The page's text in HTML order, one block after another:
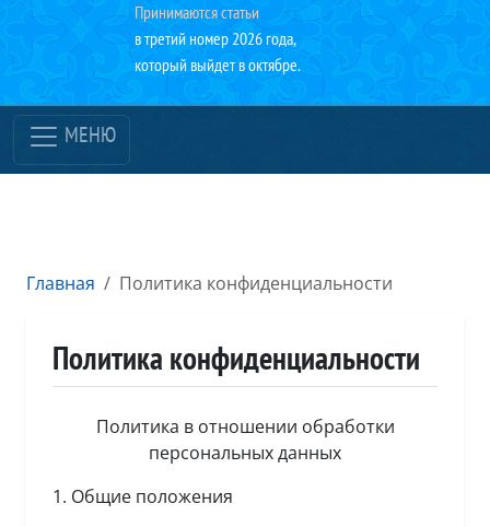
Принимаются статьи
в третий номер 2026 года,
который выйдет в октябре.
МЕНЮ
Главная Политика конфиденциальности
Политика конфиденциальности
Политика в отношении обработки
персональных данных
1. Общие положения